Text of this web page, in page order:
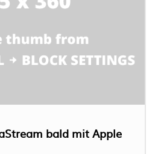
bald mit Apple